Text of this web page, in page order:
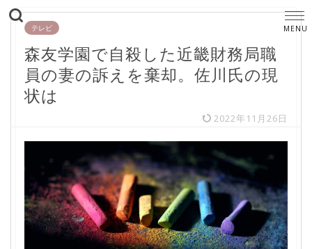
テレビ
森友学園で自殺した近畿財務局職
員の妻の訴えを棄却。佐川氏の現
状は
2022年11月26日